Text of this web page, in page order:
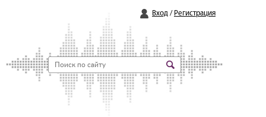
Вход / Регистрация